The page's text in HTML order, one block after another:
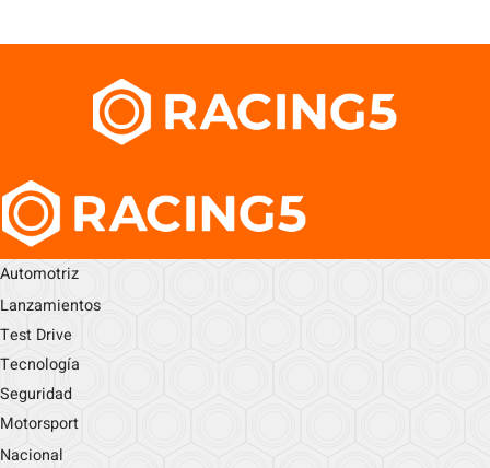
Automotriz
Lanzamientos
Test Drive
Tecnología
Seguridad
Motorsport
Nacional